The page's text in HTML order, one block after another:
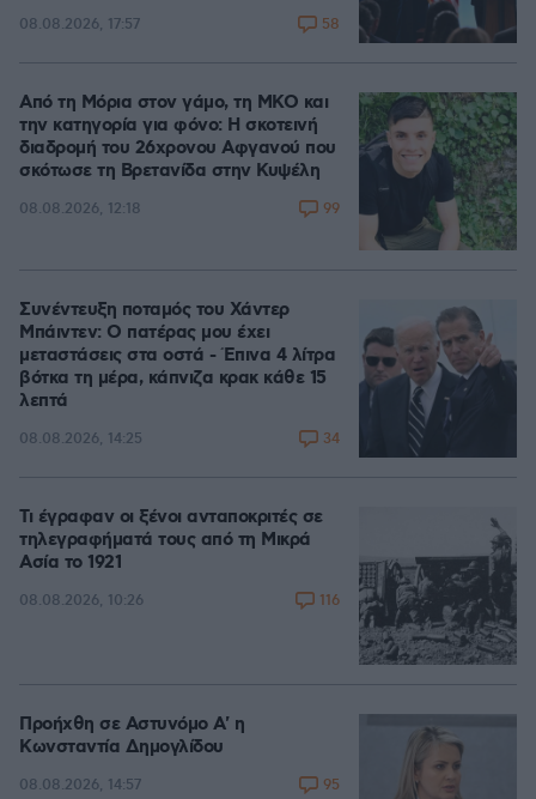
08.08.2026, 17:57 58
Από τη Μόρια στον γάμο, τη ΜΚΟ και
την κατηγορία για φόνο: Η σκοτεινή
διαδρομή του 26χρονου Αφγανού που
σκότωσε τη Βρετανίδα στην Κυψέλη
08.08.2026, 12:18 99
Συνέντευξη ποταμός του Χάντερ
Μπάιντεν: Ο πατέρας μου έχει
μεταστάσεις στα οστά - Έπινα 4 λίτρα
βότκα τη μέρα, κάπνιζα κρακ κάθε 15
λεπτά
08.08.2026, 14:25 34
Τι έγραφαν οι ξένοι ανταποκριτές σε
τηλεγραφήματά τους από τη Μικρά
Ασία το 1921
08.08.2026, 10:26 116
Προήχθη σε Αστυνόμο Α' η
Κωνσταντία Δημογλίδου
08.08.2026, 14:57 95